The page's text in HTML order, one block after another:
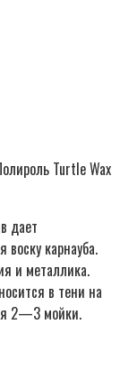
Turtle Wax
дает
карнауба.
и металлика.
в тени на
2—3 мойки.